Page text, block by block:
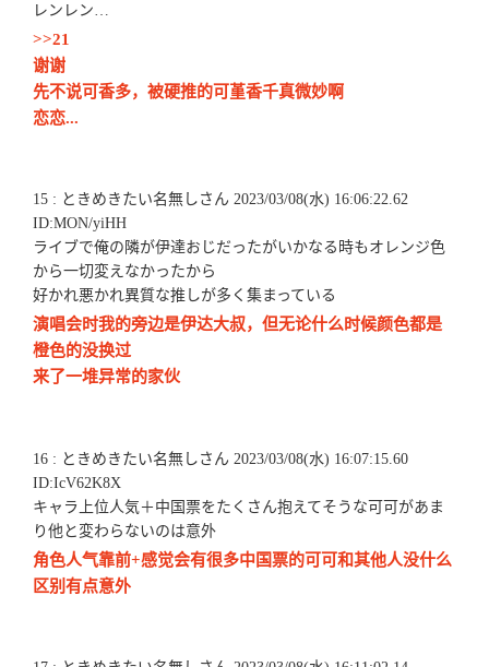
レンレン…
>>21
谢谢
先不说可香多，被硬推的可堇香千真微妙啊
恋恋...
15 : ときめきたい名無しさん 2023/03/08(水) 16:06:22.62
ID:MON/yiHH
ライブで俺の隣が伊達おじだったがいかなる時もオレンジ色
から一切変えなかったから
好かれ悪かれ異質な推しが多く集まっている
演唱会时我的旁边是伊达大叔，但无论什么时候颜色都是
橙色的没换过
来了一堆异常的家伙
16 : ときめきたい名無しさん 2023/03/08(水) 16:07:15.60
ID:IcV62K8X
キャラ上位人気＋中国票をたくさん抱えてそうな可可があま
り他と変わらないのは意外
角色人气靠前+感觉会有很多中国票的可可和其他人没什么
区别有点意外